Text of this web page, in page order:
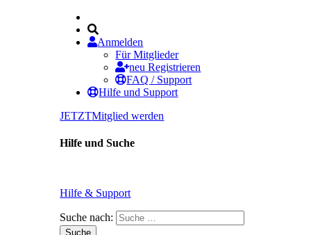
Anmelden
Für Mitglieder
neu Registrieren
FAQ / Support
Hilfe und Support
JETZTMitglied werden
Hilfe und Suche
Hilfe & Support
Suche nach: